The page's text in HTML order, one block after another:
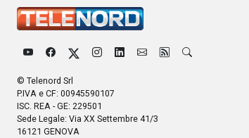
© Telenord Srl
P.IVA e CF: 00945590107
ISC. REA - GE: 229501
Sede Legale: Via XX Settembre 41/3
16121 GENOVA